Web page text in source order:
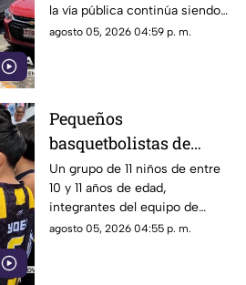
Costera de Acapulco
la vía pública continúa siendo
un tema de constante debate y
Miguel Alemán.
agosto 05, 2026 04:59 p. m.
Pequeños
basquetbolistas de
Chilpancingo buscan
apoyo para competir en
torneo nacional en
Veracruz
Un grupo de 11 niños de entre
10 y 11 años de edad,
integrantes del equipo de
básquetbol Panteras de
agosto 05, 2026 04:55 p. m.